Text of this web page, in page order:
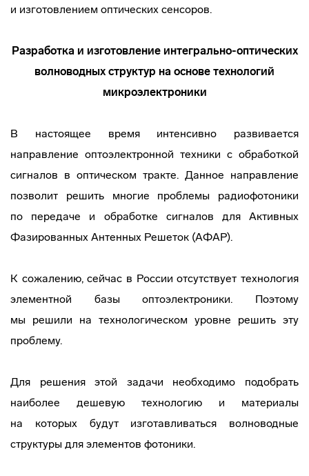
и изготовлением оптических сенсоров.
Разработка и изготовление интегрально-оптических
волноводных структур на основе технологий
микроэлектроники
В настоящее время интенсивно развивается
направление оптоэлектронной техники с обработкой
сигналов в оптическом тракте. Данное направление
позволит решить многие проблемы радиофотоники
по передаче и обработке сигналов для Активных
Фазированных Антенных Решеток (АФАР).
К сожалению, сейчас в России отсутствует технология
элементной базы оптоэлектроники. Поэтому
мы решили на технологическом уровне решить эту
проблему.
Для решения этой задачи необходимо подобрать
наиболее дешевую технологию и материалы
на которых будут изготавливаться волноводные
структуры для элементов фотоники.